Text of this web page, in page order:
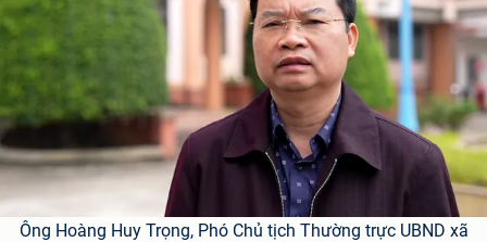
Ông Hoàng Huy Trọng, Phó Chủ tịch Thường trực UBND xã